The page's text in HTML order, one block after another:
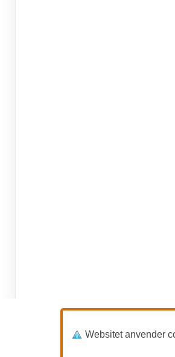
Websitet anvender